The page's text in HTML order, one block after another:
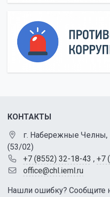
КОНТАКТЫ
г. Набережные Челны,
(53/02)
+7 (8552) 32-18-43 , +7
office@chl.ieml.ru
Нашли ошибку? Сообщите